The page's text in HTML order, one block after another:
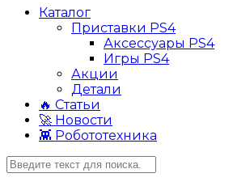
Каталог
Приставки PS4
Аксессуары PS4
Игры PS4
Акции
Детали
🔥 Статьи
🚀 Новости
👾 Робототехника